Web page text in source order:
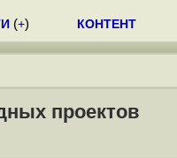
(+) КОНТЕНТ
проектов